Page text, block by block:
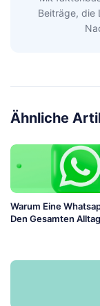
Beiträge, die
Ähnliche
Warum Eine
Den Gesamten